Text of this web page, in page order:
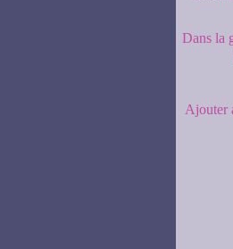
Dans la
Ajouter